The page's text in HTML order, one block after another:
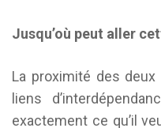
Jusqu’où peut aller
La proximité des
liens
exactement ce qu’il